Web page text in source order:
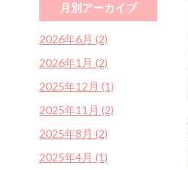
月別アーカイブ
2026年6月 (2)
2026年1月 (2)
2025年12月 (1)
2025年11月 (2)
2025年8月 (2)
2025年4月 (1)